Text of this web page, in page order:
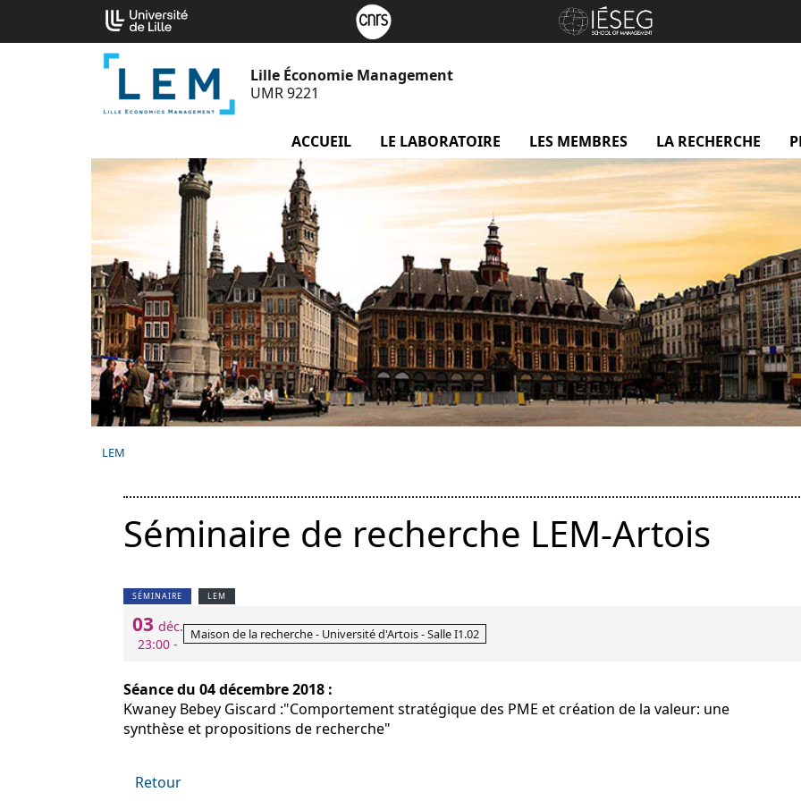
contenu
Lille Économie Management
UMR 9221
ACCUEIL LE LABORATOIRE menu Le laboratoire
LES MEMBRES menu Les membres
LA RECHERCHE
LEM
Séminaire de recherche LEM-Artois
SÉMINAIRE LEM
03 déc.
23:00 -
Maison de la recherche - Université d'Artois - Salle I1.02
Séance du 04 décembre 2018 :
Kwaney Bebey Giscard :"Comportement stratégique des PME et création de la valeur: une
synthèse et propositions de recherche"
Retour
Cookies management panel